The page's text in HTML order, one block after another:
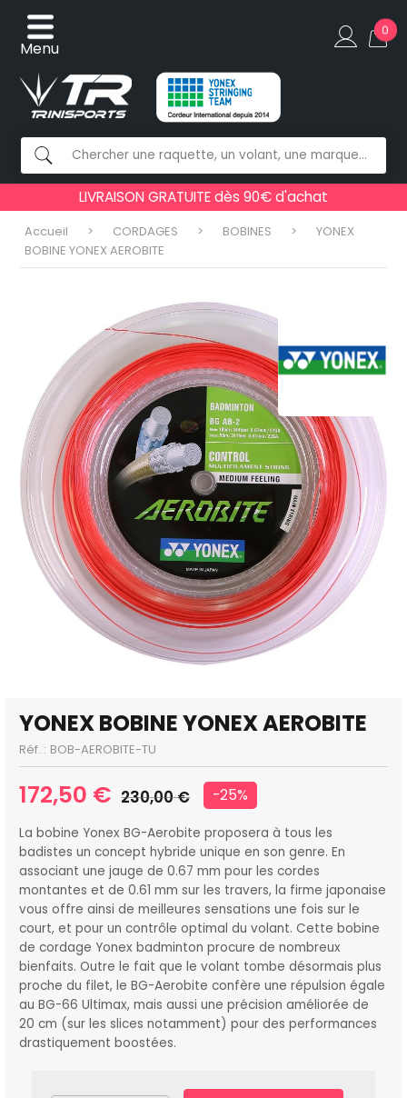
Menu
0
LIVRAISON GRATUITE dès 90€ d'achat
Accueil CORDAGES BOBINES
YONEX
BOBINE YONEX AEROBITE
YONEX BOBINE YONEX AEROBITE
Réf. : BOB-AEROBITE-TU
230,00 € -25%
172,50 €
La bobine Yonex BG-Aerobite proposera à tous les
badistes un concept hybride unique en son genre. En
associant une jauge de 0.67 mm pour les cordes
montantes et de 0.61 mm sur les travers, la firme japonaise
vous offre ainsi de meilleures sensations une fois sur le
court, et pour un contrôle optimal du volant. Cette bobine
de cordage Yonex badminton procure de nombreux
bienfaits. Outre le fait que le volant tombe désormais plus
proche du filet, le BG-Aerobite confère une répulsion égale
au BG-66 Ultimax, mais aussi une précision améliorée de
20 cm (sur les slices notamment) pour des performances
drastiquement boostées.